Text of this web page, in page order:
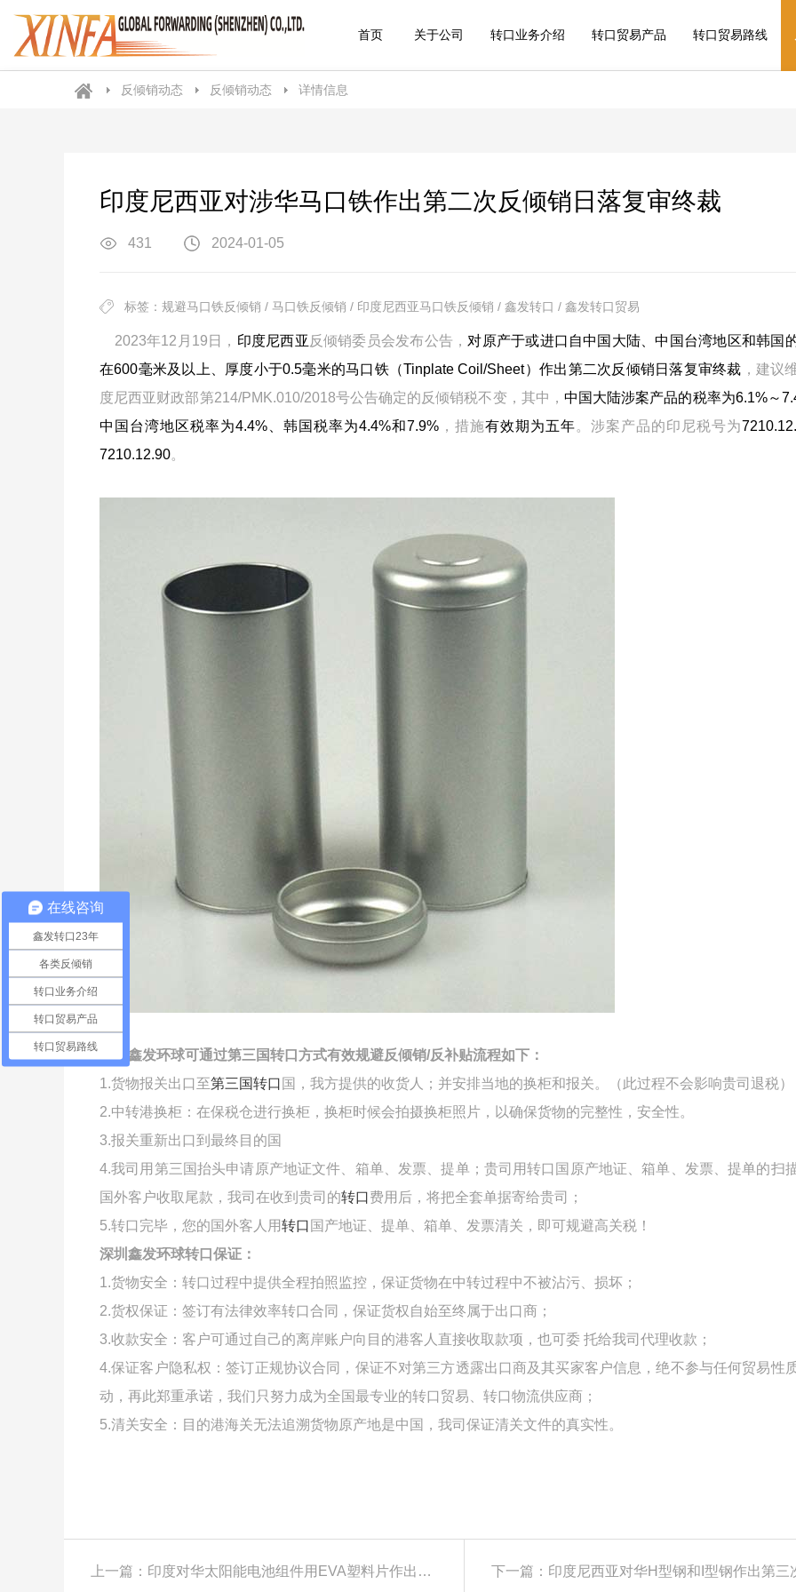
首页 关于公司 转口业务介绍 转口贸易产品 转口贸易路线
反倾销动态 反倾销动态 详情信息
印度尼西亚对涉华马口铁作出第二次反倾销日落复审终裁
431 2024-01-05
标签：规避马口铁反倾销 / 马口铁反倾销 / 印度尼西亚马口铁反倾销 / 鑫发转口 / 鑫发转口贸易
2023年12月19日， 印度尼西亚 反倾销委员会发布公告， 对原产于或进口自中国大陆、中国台湾地区和韩国
在600毫米及以上、厚度小于0.5毫米的马口铁（Tinplate Coil/Sheet）作出第二次反倾销日落复审终裁 ，建议
度尼西亚财政部第214/PMK.010/2018号公告确定的反倾销税不变，其中， 中国大陆涉案产品的税率为6.1%～
中国台湾地区税率为4.4%、韩国税率为4.4%和7.9% ，措施有效期为五年。涉案产品的印尼税号为
7210.12.90。
深圳鑫发环球可通过第三国转口方式有效规避反倾销/反补贴流程如下：
1.货物报关出口至第三国转口 国，我方提供的收货人；并安排当地的换柜和报关。（此过程不会影响贵司退税）
2.中转港换柜：在保税仓进行换柜，换柜时候会拍摄换柜照片，以确保货物的完整性，安全性。
3.报关重新出口到最终目的国
4.我司用第三国抬头申请原产地证文件、箱单、发票、提单；贵司用转口国原产地证、箱单、发票、提单的扫
国外客户收取尾款，我司在收到贵司的转口费用后，将把全套单据寄给贵司；
5.转口完毕，您的国外客人用转口 国产地证、提单 、箱单、发票清关，即可规避高关税！
深圳鑫发环球转口保证：
1.货物安全：转口过程中提供全程拍照监控，保证货物在中转过程中不被沾污、损坏；
2.货权保证：签订有法律效率转口合同，保证货权自始至终属于出口商；
3.收款安全：客户可通过自己的离岸账户向目的港客人直接收取款项，也可委 托给我司代理收款；
4.保证客户隐私权：签订正规协议合同，保证不对第三方透露出口商及其买家客户信息，绝不参与任何贸易性
动，再此郑重承诺，我们只努力成为全国最专业的转口贸易、转口物流供应商；
5.清关安全：目的港海关无法追溯货物原产地是中国，我司保证清关文件的真实性。
上一篇：印度对华太阳能电池组件用EVA塑料片作出第一次反倾销日落复审终裁
在线咨询
鑫发转口23年
各类反倾销
转口业务介绍
转口贸易产品
转口贸易路线